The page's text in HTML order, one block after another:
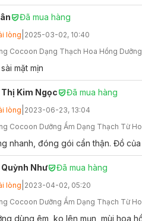
chứa cồn
dầu khoáng
paraben
thử nghiệm trên động vật
dẫn bảo quản Kem Dưỡng
khô ráo thoáng mát.
ánh nắng trực tiếp, nơi có nhiệt
nắp kín sau khi sử dụng.
Đã mua hàng
lòng 2025-03-02, 10:40
Cocoon Dạng Thạch Hoa Hồng
mặt mịn
Kim Ngọc Đã mua hàng
lòng 2023-06-23, 13:04
Cocoon Dưỡng Ẩm Dạng Thạch Từ
nhanh, đóng gói cẩn thận. Đồ
Như Đã mua hàng
lòng 2023-04-02, 05:20
Cocoon Dưỡng Ẩm Dạng Thạch Từ
dùng êm, ko lên mụn, mùi hoa